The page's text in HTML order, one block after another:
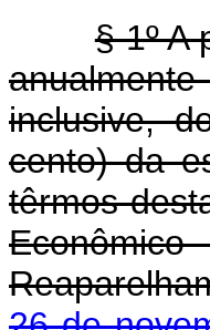
§ 1º A
inclusive,
cento) da
têrmos